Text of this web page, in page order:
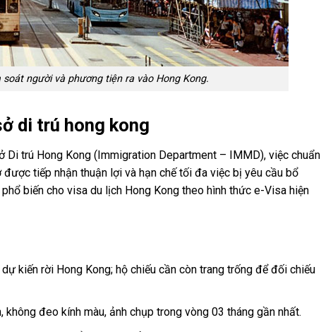
người và phương tiện ra vào Hong Kong.
di trú hong kong
trú Hong Kong (Immigration Department – IMMD), việc chuẩn
tiếp nhận thuận lợi và hạn chế tối đa việc bị yêu cầu bổ
biến cho visa du lịch Hong Kong theo hình thức e-Visa hiện
kiến rời Hong Kong; hộ chiếu cần còn trang trống để đối chiếu
đeo kính màu, ảnh chụp trong vòng 03 tháng gần nhất.